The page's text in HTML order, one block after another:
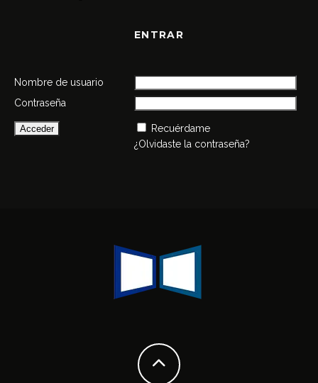
ENTRAR
Nombre de usuario
Contraseña
Recuérdame
¿Olvidaste la contraseña?